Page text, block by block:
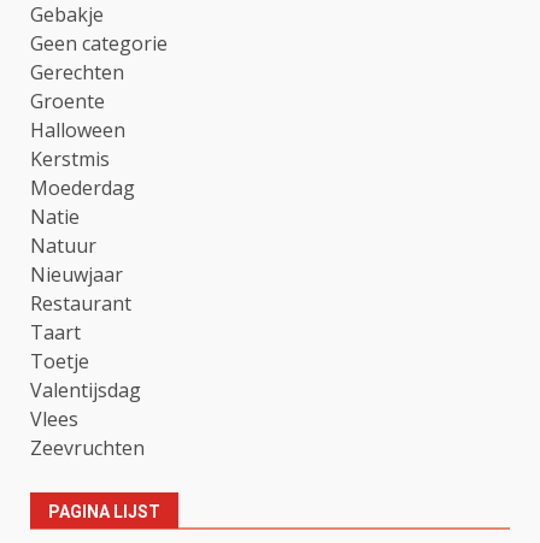
Gebakje
Geen categorie
Gerechten
Groente
Halloween
Kerstmis
Moederdag
Natie
Natuur
Nieuwjaar
Restaurant
Taart
Toetje
Valentijsdag
Vlees
Zeevruchten
PAGINA LIJST